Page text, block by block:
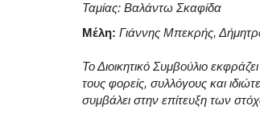
Ταμίας: Βαλάντω Σκαφίδα
Μέλη: Γιάννης Μπεκρής,
Το Διοικητικό Συμβούλιο
τους φορείς, συλλόγους και
συμβάλει στην επίτευξη των